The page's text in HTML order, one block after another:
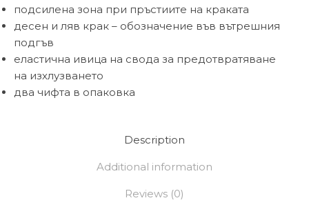
подсилена зона при пръстиите на краката
десен и ляв крак – обозначение във вътрешния
подгъв
еластична ивица на свода за предотвратяване
на изхлузването
два чифта в опаковка
Description
Additional information
Reviews (0)